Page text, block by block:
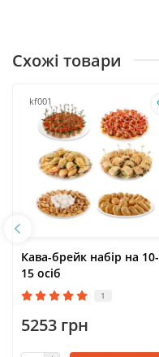
Схожі товари
kf001
Кава-брейк набір на 10-
15 осіб
1
5253 грн